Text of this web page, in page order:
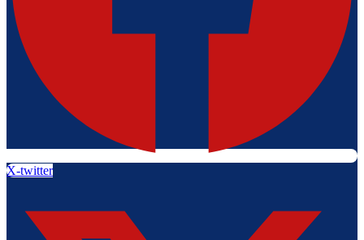
X-twitter